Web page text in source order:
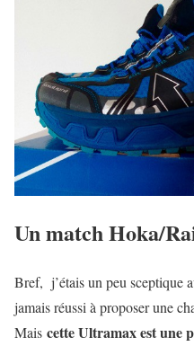
Un match Hoka/
Bref, j’étais un peu sceptique
jamais réussi à proposer une
Mais cette Ultramax est une